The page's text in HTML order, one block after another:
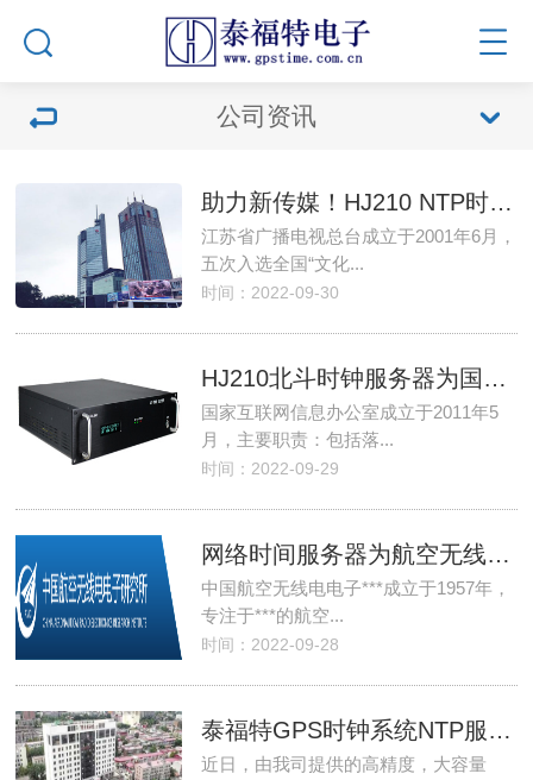
公司资讯
助力新传媒！HJ210 NTP时间服务器为电视广播系统提供精准校时服务!
江苏省广播电视总台成立于2001年6月，
五次入选全国“文化...
时间：2022-09-30
HJ210北斗时钟服务器为国家互联网信息办公室提供精准时间保障
国家互联网信息办公室成立于2011年5
月，主要职责：包括落...
时间：2022-09-29
网络时间服务器为航空无线电电子***提供授时服务
中国航空无线电电子***成立于1957年，
专注于***的航空...
时间：2022-09-28
泰福特GPS时钟系统NTP服务器顺利通过赞皇县医院验收
近日，由我司提供的高精度，大容量